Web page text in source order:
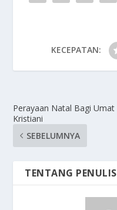
KECEPATAN:
Perayaan Natal Bagi Umat
Kristiani
SEBELUMNYA
TENTANG PENULIS